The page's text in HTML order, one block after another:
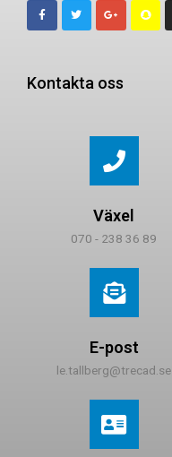
Kontakta oss
Växel
070 - 238 36 89
E-post
le.tallberg@trecad.se